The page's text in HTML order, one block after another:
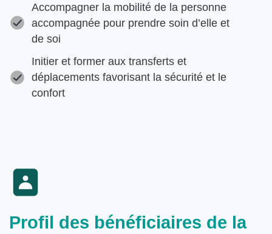
Accompagner la mobilité de la personne
accompagnée pour prendre soin d’elle et
de soi
Initier et former aux transferts et
déplacements favorisant la sécurité et le
confort
Profil des bénéficiaires de la